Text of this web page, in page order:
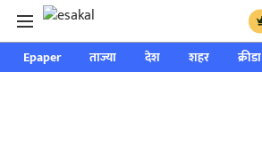
Epaper ताज्या देश शहर क्रीडा